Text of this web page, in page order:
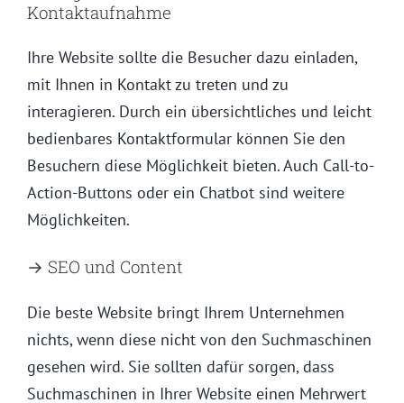
Kontaktaufnahme
Ihre Website sollte die Besucher dazu einladen,
mit Ihnen in Kontakt zu treten und zu
interagieren. Durch ein übersichtliches und leicht
bedienbares Kontaktformular können Sie den
Besuchern diese Möglichkeit bieten. Auch Call-to-
Action-Buttons oder ein Chatbot sind weitere
Möglichkeiten.
→ SEO und Content
Die beste Website bringt Ihrem Unternehmen
nichts, wenn diese nicht von den Suchmaschinen
gesehen wird. Sie sollten dafür sorgen, dass
Suchmaschinen in Ihrer Website einen Mehrwert